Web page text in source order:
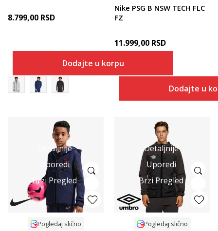
8.799,00 RSD
Dodajte u korpu
Nike PSG B NSW TECH FLC
FZ
11.999,00 RSD
Dodajte u
Detaljnije
Uporedi
Brzi Pregled
Pogledaj slično
Detaljnije
Uporedi
Brzi Pregled
Pogledaj slično